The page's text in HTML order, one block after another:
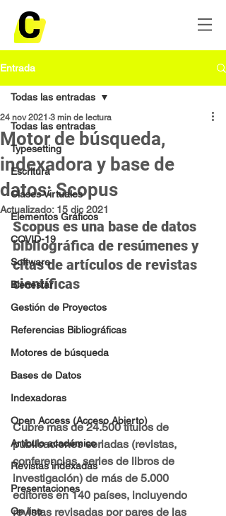
Entrada
Todas las entradas
Typesetting
Escritura
Clases Virtuales
Elementos Gráficos
COVID-19
Software
Bienestar
Gestión de Proyectos
Referencias Bibliográficas
Motores de búsqueda
Bases de Datos
Indexadoras
Open Access (Acceso Abierto)
Artículo académico
Revistas indexadas
Presentaciones
On line
Todas las entradas
Motor de búsqueda,
indexadora y base de
datos: Scopus
24 nov 2021 3 min de lectura
Actualizado: 15 dic 2021
Scopus es una base de datos
bibliográfica de resúmenes y
citas de artículos de revistas
científicas
Cubre mas de 24.500 títulos de
publicaciones seriadas (revistas,
conferencias, series de libros de
investigación) de más de 5.000
editores en 140 países, incluyendo
revistas revisadas por pares de las